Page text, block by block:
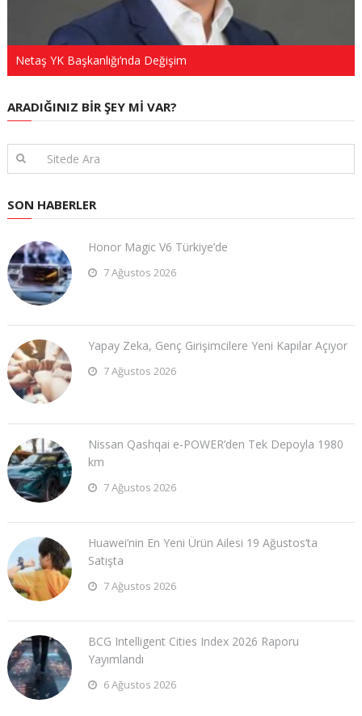
Netaş YK Başkanlığı’nda Değişim
ARADIĞINIZ BIR ŞEY MI VAR?
SON HABERLER
Honor Magic V6 Türkiye’de
7 Ağustos 2026
Yapay Zeka, Genç Girişimcilere Yeni Kapılar Açıyor
7 Ağustos 2026
Nissan Qashqai e-POWER’den Tek Depoyla 1980
km
7 Ağustos 2026
Huawei’nin En Yeni Ürün Ailesi 19 Ağustos’ta
Satışta
7 Ağustos 2026
BCG Intelligent Cities Index 2026 Raporu
Yayımlandı
6 Ağustos 2026